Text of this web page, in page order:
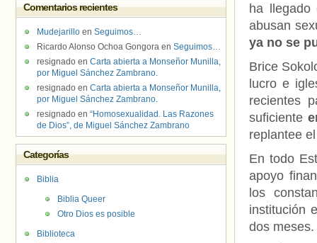
ha llegado
abusan
ya no se
Brice
lucro e
recientes
suficiente
replantee
En todo
apoyo
los
institución
dos meses.
Comentarios recientes
Mudejarillo en Seguimos…
Ricardo Alonso Ochoa Gongora en Seguimos…
resignado en Carta abierta a Monseñor Munilla,
por Miguel Sánchez Zambrano.
resignado en Carta abierta a Monseñor Munilla,
por Miguel Sánchez Zambrano.
resignado en “Homosexualidad. Las Razones
de Dios”, de Miguel Sánchez Zambrano
Categorías
Biblia
Biblia Queer
Otro Dios es posible
Biblioteca